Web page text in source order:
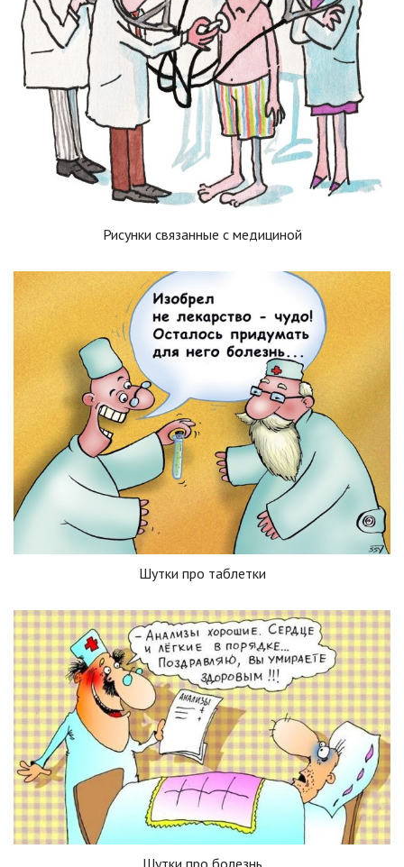
Рисунки связанные с медициной
Шутки про таблетки
Шутки про болезнь